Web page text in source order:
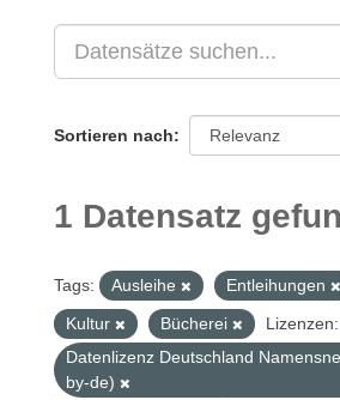
Sortieren nach
1 Datensatz
Tags: Ausleihe Entleihungen
Kultur
Bücherei
Lizenzen:
Datenlizenz Deutschland
by-de)